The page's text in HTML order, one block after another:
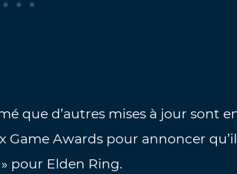
que d’autres mises à jour sont
Awards pour annoncer
pour Elden Ring.